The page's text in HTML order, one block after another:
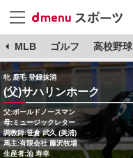
MLB ゴルフ 高校野球
牝 鹿毛 登録抹消
(父)サハリンホーク
父:ボールドノースマン
母:ミュージックレター
調教師:笹倉 武久 (美浦)
馬主:有限会社 藤沢牧場
生産者:泊 寿幸